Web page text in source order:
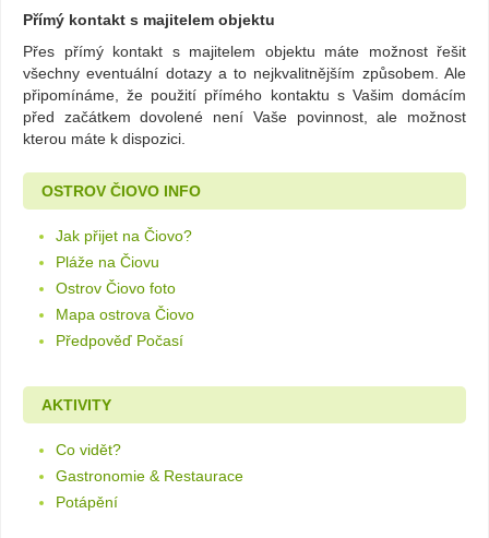
Přímý kontakt s majitelem objektu
Přes přímý kontakt s majitelem objektu máte možnost řešit
všechny eventuální dotazy a to nejkvalitnějším způsobem. Ale
připomínáme, že použití přímého kontaktu s Vašim domácím
před začátkem dovolené není Vaše povinnost, ale možnost
kterou máte k dispozici.
OSTROV ČIOVO INFO
Jak přijet na Čiovo?
Pláže na Čiovu
Ostrov Čiovo foto
Mapa ostrova Čiovo
Předpověď Počasí
AKTIVITY
Co vidět?
Gastronomie & Restaurace
Potápění